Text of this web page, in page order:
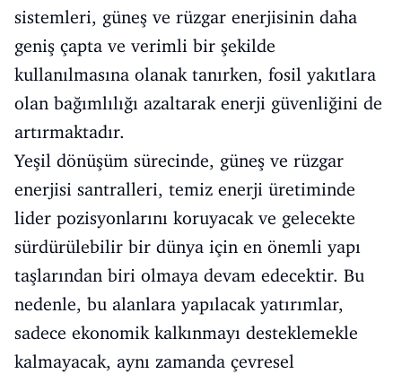
sistemleri, güneş ve rüzgar enerjisinin daha
geniş çapta ve verimli bir şekilde
kullanılmasına olanak tanırken, fosil yakıtlara
olan bağımlılığı azaltarak enerji güvenliğini de
artırmaktadır.
Yeşil dönüşüm sürecinde, güneş ve rüzgar
enerjisi santralleri, temiz enerji üretiminde
lider pozisyonlarını koruyacak ve gelecekte
sürdürülebilir bir dünya için en önemli yapı
taşlarından biri olmaya devam edecektir. Bu
nedenle, bu alanlara yapılacak yatırımlar,
sadece ekonomik kalkınmayı desteklemekle
kalmayacak, aynı zamanda çevresel